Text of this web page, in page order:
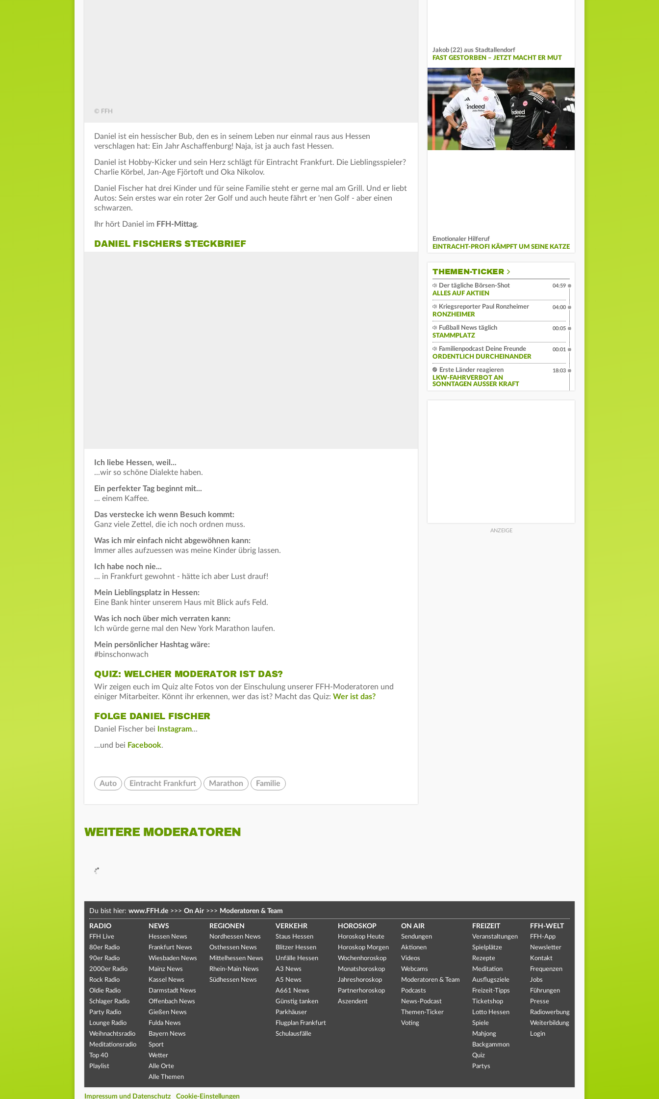
© FFH
Daniel ist ein hessischer Bub, den es in seinem Leben nur einmal raus aus Hessen
verschlagen hat: Ein Jahr Aschaffenburg! Naja, ist ja auch fast Hessen.
Daniel ist Hobby-Kicker und sein Herz schlägt für Eintracht Frankfurt. Die Lieblingsspieler?
Charlie Körbel, Jan-Age Fjörtoft und Oka Nikolov.
Daniel Fischer hat drei Kinder und für seine Familie steht er gerne mal am Grill. Und er liebt
Autos: Sein erstes war ein roter 2er Golf und auch heute fährt er 'nen Golf - aber einen
schwarzen.
Ihr hört Daniel im FFH-Mittag.
DANIEL FISCHERS STECKBRIEF
Ich liebe Hessen, weil...
...wir so schöne Dialekte haben.
Ein perfekter Tag beginnt mit...
... einem Kaffee.
Das verstecke ich wenn Besuch kommt:
Ganz viele Zettel, die ich noch ordnen muss.
Was ich mir einfach nicht abgewöhnen kann:
Immer alles aufzuessen was meine Kinder übrig lassen.
Ich habe noch nie...
... in Frankfurt gewohnt - hätte ich aber Lust drauf!
Mein Lieblingsplatz in Hessen:
Eine Bank hinter unserem Haus mit Blick aufs Feld.
Was ich noch über mich verraten kann:
Ich würde gerne mal den New York Marathon laufen.
Mein persönlicher Hashtag wäre:
#binschonwach
QUIZ: WELCHER MODERATOR IST DAS?
Wir zeigen euch im Quiz alte Fotos von der Einschulung unserer FFH-Moderatoren und
einiger Mitarbeiter. Könnt ihr erkennen, wer das ist? Macht das Quiz: Wer ist das?
FOLGE DANIEL FISCHER
Daniel Fischer bei Instagram...
...und bei Facebook.
Auto Eintracht Frankfurt Marathon Familie
Jakob (22) aus Stadtallendorf
FAST GESTORBEN – JETZT MACHT ER MUT
Emotionaler Hilferuf
EINTRACHT-PROFI KÄMPFT UM SEINE KATZE
THEMEN-TICKER
Der tägliche Börsen-Shot
ALLES AUF AKTIEN
04:59
Kriegsreporter Paul Ronzheimer
RONZHEIMER
04:00
Fußball News täglich
STAMMPLATZ
00:05
Familienpodcast Deine Freunde
ORDENTLICH DURCHEINANDER
00:01
Erste Länder reagieren
LKW-FAHRVERBOT AN
SONNTAGEN AUSSER KRAFT
18:03
WEITERE MODERATOREN
Du bist hier: www.FFH.de >>> On Air >>> Moderatoren & Team
RADIO
FFH Live
80er Radio
90er Radio
2000er Radio
Rock Radio
Oldie Radio
Schlager Radio
Party Radio
Lounge Radio
Weihnachtsradio
Meditationsradio
Top 40
Playlist
NEWS
Hessen News
Frankfurt News
Wiesbaden News
Mainz News
Kassel News
Darmstadt News
Offenbach News
Gießen News
Fulda News
Bayern News
Sport
Wetter
Alle Orte
Alle Themen
REGIONEN
Nordhessen News
Osthessen News
Mittelhessen News
Rhein-Main News
Südhessen News
VERKEHR
Staus Hessen
Blitzer Hessen
Unfälle Hessen
A3 News
A5 News
A661 News
Günstig tanken
Parkhäuser
Flugplan Frankfurt
Schulausfälle
HOROSKOP
Horoskop Heute
Horoskop Morgen
Wochenhoroskop
Monatshoroskop
Jahreshoroskop
Partnerhoroskop
Aszendent
ON AIR
Sendungen
Aktionen
Videos
Webcams
Moderatoren & Team
Podcasts
News-Podcast
Themen-Ticker
Voting
FREIZEIT
Veranstaltungen
Spielplätze
Rezepte
Meditation
Ausflugsziele
Freizeit-Tipps
Ticketshop
Lotto Hessen
Spiele
Mahjong
Backgammon
Quiz
Partys
FFH-WELT
FFH-App
Newsletter
Kontakt
Frequenzen
Jobs
Führungen
Presse
Radiowerbung
Weiterbildung
Login
Impressum und Datenschutz Cookie-Einstellungen